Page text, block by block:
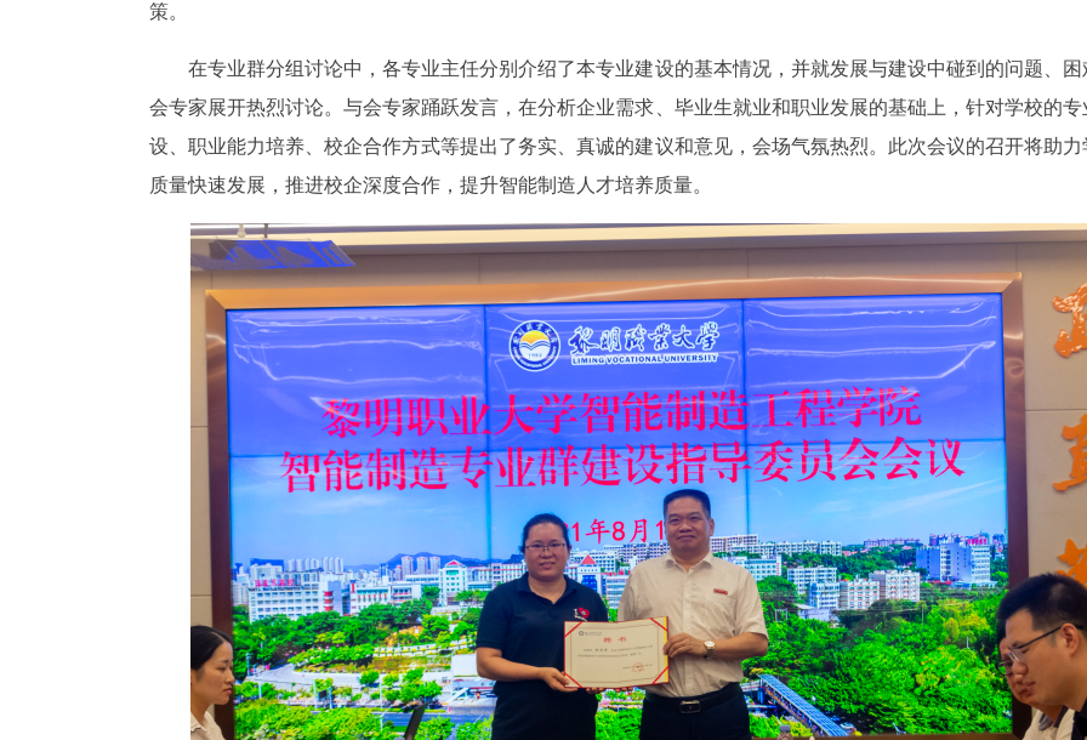
策。
在专业群分组讨论中，各专业主任分别介绍了本专业建设的基本情况，并就发展与建设中碰到的问题、困
会专家展开热烈讨论。与会专家踊跃发言，在分析企业需求、毕业生就业和职业发展的基础上，针对学校的专
设、职业能力培养、校企合作方式等提出了务实、真诚的建议和意见，会场气氛热烈。此次会议的召开将助力
质量快速发展，推进校企深度合作，提升智能制造人才培养质量。